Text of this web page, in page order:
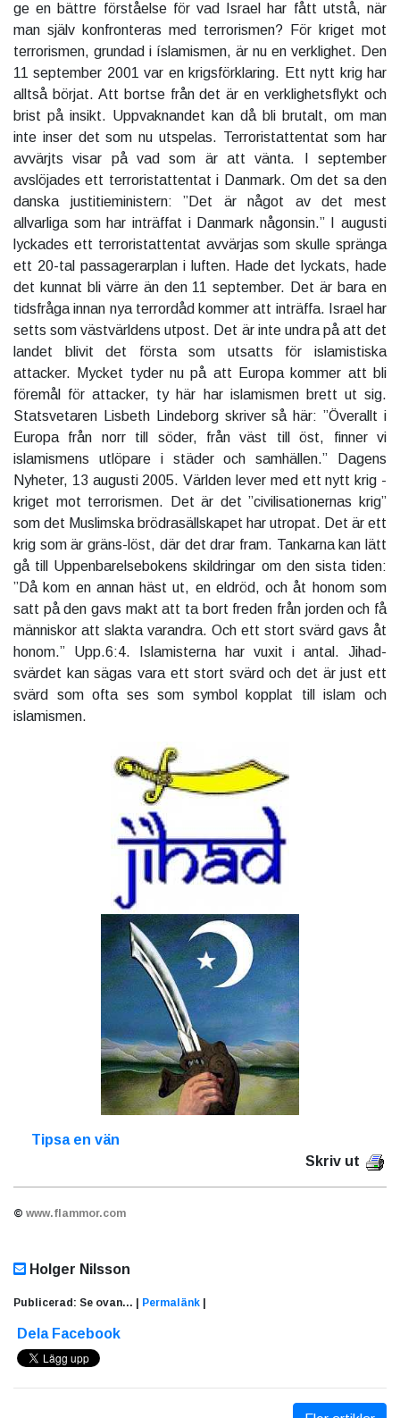
ge en bättre förståelse för vad Israel har fått utstå, när
man själv konfronteras med terrorismen? För kriget mot
terrorismen, grundad i íslamismen, är nu en verklighet. Den
11 september 2001 var en krigsförklaring. Ett nytt krig har
alltså börjat. Att bortse från det är en verklighetsflykt och
brist på insikt. Uppvaknandet kan då bli brutalt, om man
inte inser det som nu utspelas. Terroristattentat som har
avvärjts visar på vad som är att vänta. I september
avslöjades ett terroristattentat i Danmark. Om det sa den
danska justitieministern: ”Det är något av det mest
allvarliga som har inträffat i Danmark någonsin.” I augusti
lyckades ett terroristattentat avvärjas som skulle spränga
ett 20-tal passagerarplan i luften. Hade det lyckats, hade
det kunnat bli värre än den 11 september. Det är bara en
tidsfråga innan nya terrordåd kommer att inträffa. Israel har
setts som västvärldens utpost. Det är inte undra på att det
landet blivit det första som utsatts för islamistiska
attacker. Mycket tyder nu på att Europa kommer att bli
föremål för attacker, ty här har islamismen brett ut sig.
Statsvetaren Lisbeth Lindeborg skriver så här: ”Överallt i
Europa från norr till söder, från väst till öst, finner vi
islamismens utlöpare i städer och samhällen.” Dagens
Nyheter, 13 augusti 2005. Världen lever med ett nytt krig -
kriget mot terrorismen. Det är det ”civilisationernas krig”
som det Muslimska brödrasällskapet har utropat. Det är ett
krig som är gräns-löst, där det drar fram. Tankarna kan lätt
gå till Uppenbarelsebokens skildringar om den sista tiden:
”Då kom en annan häst ut, en eldröd, och åt honom som
satt på den gavs makt att ta bort freden från jorden och få
människor att slakta varandra. Och ett stort svärd gavs åt
honom.” Upp.6:4. Islamisterna har vuxit i antal. Jihad-
svärdet kan sägas vara ett stort svärd och det är just ett
svärd som ofta ses som symbol kopplat till islam och
islamismen.
Tipsa en vän
Skriv ut
© www.flammor.com
Holger Nilsson
Publicerad: Se ovan... | Permalänk
Dela Facebook